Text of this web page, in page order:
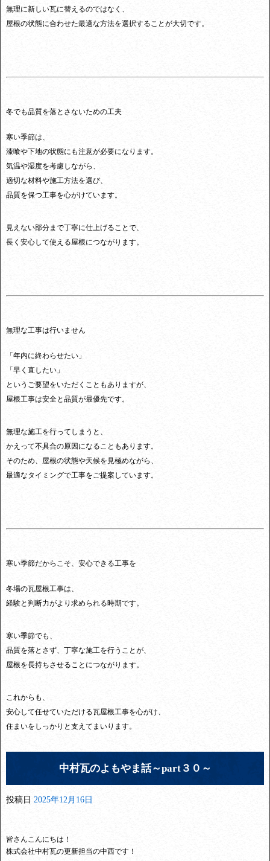
無理に新しい瓦に替えるのではなく、
屋根の状態に合わせた最適な方法を選択することが大切です。
冬でも品質を落とさないための工夫
寒い季節は、
漆喰や下地の状態にも注意が必要になります。
気温や湿度を考慮しながら、
適切な材料や施工方法を選び、
品質を保つ工事を心がけています。
見えない部分まで丁寧に仕上げることで、
長く安心して使える屋根につながります。
無理な工事は行いません
「年内に終わらせたい」
「早く直したい」
というご要望をいただくこともありますが、
屋根工事は安全と品質が最優先です。
無理な施工を行ってしまうと、
かえって不具合の原因になることもあります。
そのため、屋根の状態や天候を見極めながら、
最適なタイミングで工事をご提案しています。
寒い季節だからこそ、安心できる工事を
冬場の瓦屋根工事は、
経験と判断力がより求められる時期です。
寒い季節でも、
品質を落とさず、丁寧な施工を行うことが、
屋根を長持ちさせることにつながります。
これからも、
安心して任せていただける瓦屋根工事を心がけ、
住まいをしっかりと支えてまいります。
中村瓦のよもやま話～part３０～
投稿日 2025年12月16日
皆さんこんにちは！
株式会社中村瓦の更新担当の中西です！